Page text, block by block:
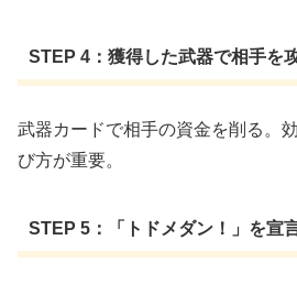
STEP 4：獲得した武器で相手を
武器カードで相手の資金を削る。
び方が重要。
STEP 5：「トドメダン！」を宣